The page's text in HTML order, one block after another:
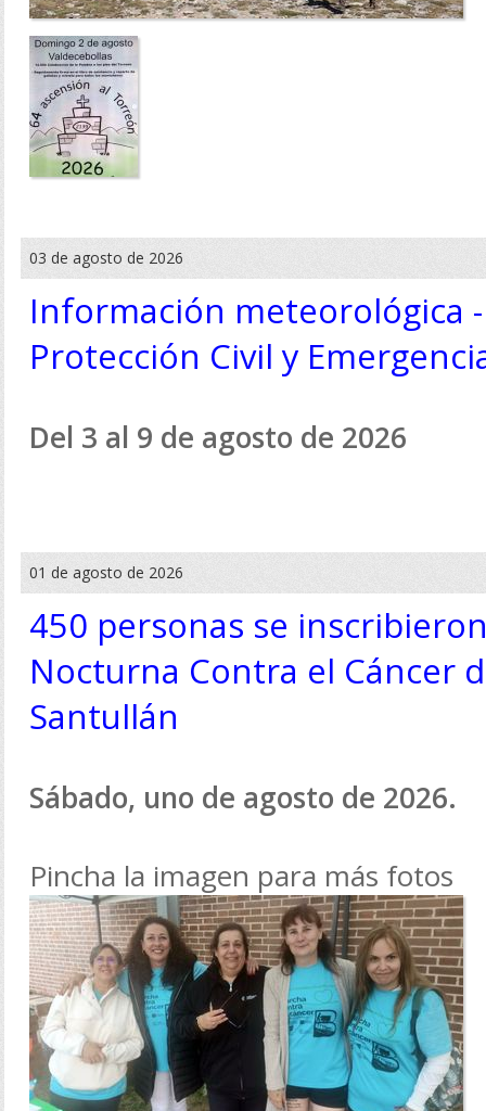
03 de agosto de 2026
Información meteorológica
Protección Civil y
Del 3 al 9 de agosto de 2026
01 de agosto de 2026
450 personas se
Nocturna Contra el Cáncer
Santullán
Sábado, uno de agosto de 2026.
Pincha la imagen para más fotos